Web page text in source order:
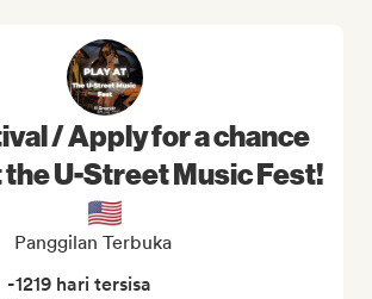
/ Apply for a chance
the U-Street Music Fest!
🇺🇸
Panggilan Terbuka
-1219 hari tersisa